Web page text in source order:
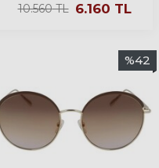
10.560TL 6.160 TL
%42